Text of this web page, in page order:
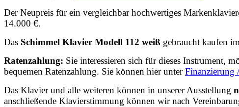
Der Neupreis für ein vergleichbar hochwertiges
14.000 €.
Das Schimmel Klavier Modell 112 weiß gebraucht kaufen
Ratenzahlung: Sie interessieren sich für dieses Instrument,
bequemen Ratenzahlung. Sie können hier unterFinanzierung
Das Klavier und alle weiteren können in unserer Ausstellung
anschließende Klavierstimmung können wir nach